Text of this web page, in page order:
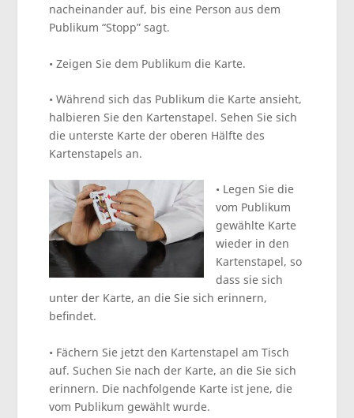
nacheinander auf, bis eine Person aus dem
Publikum “Stopp” sagt.
• Zeigen Sie dem Publikum die Karte.
• Während sich das Publikum die Karte ansieht,
halbieren Sie den Kartenstapel. Sehen Sie sich
die unterste Karte der oberen Hälfte des
Kartenstapels an.
• Legen Sie die
vom Publikum
gewählte Karte
wieder in den
Kartenstapel, so
dass sie sich
unter der Karte, an die Sie sich erinnern,
befindet.
• Fächern Sie jetzt den Kartenstapel am Tisch
auf. Suchen Sie nach der Karte, an die Sie sich
erinnern. Die nachfolgende Karte ist jene, die
vom Publikum gewählt wurde.